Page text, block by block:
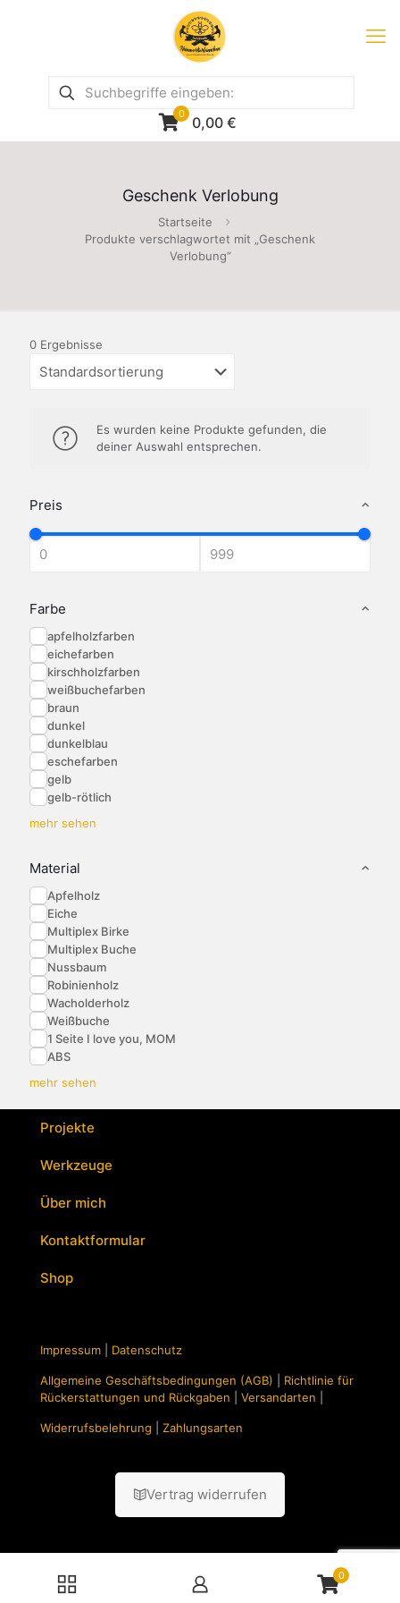
0 0,00 €
Geschenk Verlobung
Startseite
Produkte verschlagwortet mit „Geschenk
Verlobung“
Preis
Farbe
apfelholzfarben
eichefarben
kirschholzfarben
weißbuchefarben
braun
dunkel
dunkelblau
eschefarben
gelb
gelb-rötlich
mehr sehen
Material
Apfelholz
Eiche
Multiplex Birke
Multiplex Buche
Nussbaum
Robinienholz
Wacholderholz
Weißbuche
1 Seite I love you, MOM
ABS
mehr sehen
0 Ergebnisse
Es wurden keine Produkte gefunden, die
deiner Auswahl entsprechen.
Projekte
Werkzeuge
Über mich
Kontaktformular
Shop
Impressum Datenschutz
Allgemeine Geschäftsbedingungen (AGB)
Richtlinie für
Rückerstattungen und Rückgaben
Versandarten
Widerrufsbelehrung Zahlungsarten
Vertrag widerrufen
0